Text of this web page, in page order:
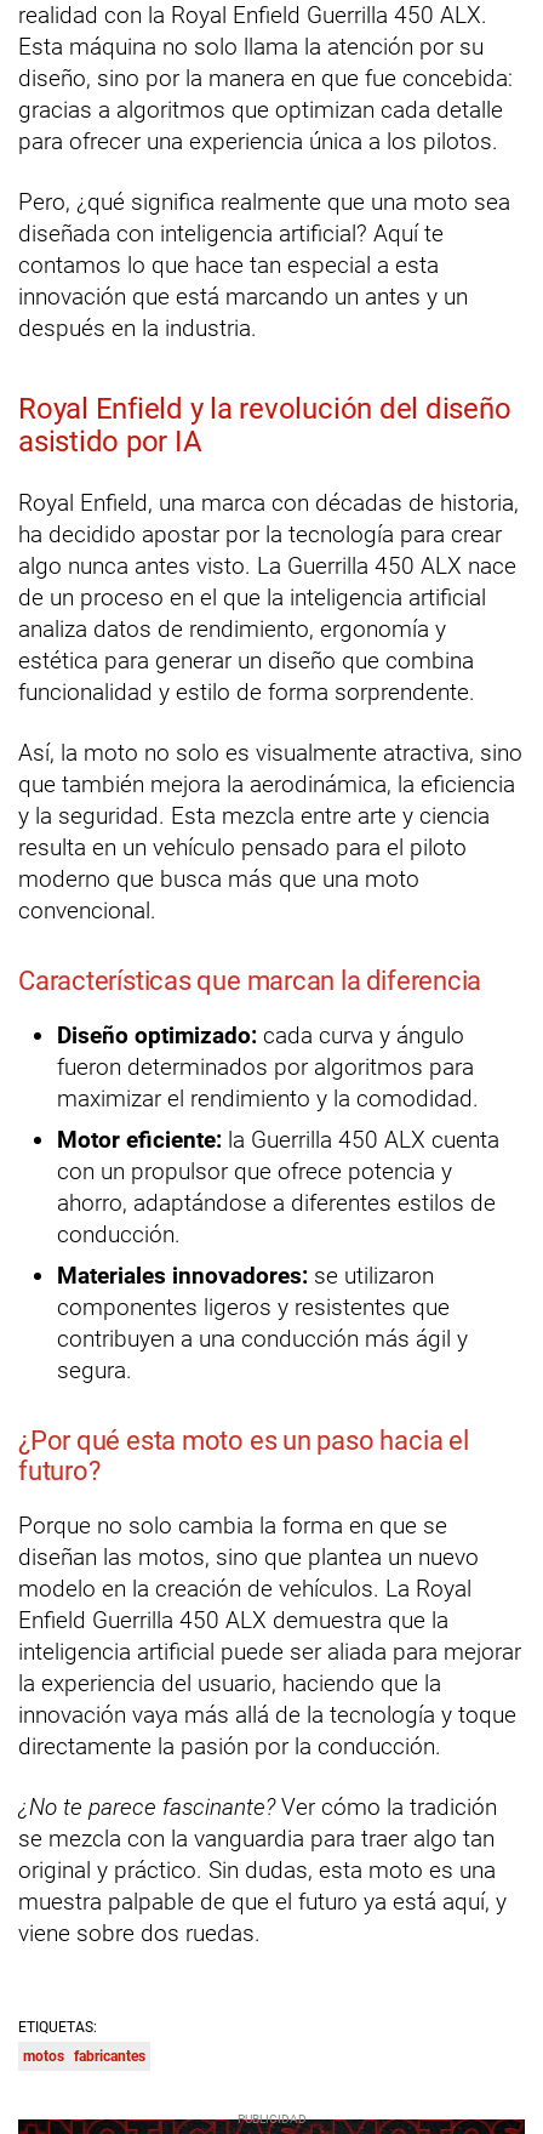
realidad con la Royal Enfield Guerrilla 450 ALX.
Esta máquina no solo llama la atención por su
diseño, sino por la manera en que fue concebida:
gracias a algoritmos que optimizan cada detalle
para ofrecer una experiencia única a los pilotos.
Pero, ¿qué significa realmente que una moto sea
diseñada con inteligencia artificial? Aquí te
contamos lo que hace tan especial a esta
innovación que está marcando un antes y un
después en la industria.
Royal Enfield y la revolución del diseño
asistido por IA
Royal Enfield, una marca con décadas de historia,
ha decidido apostar por la tecnología para crear
algo nunca antes visto. La Guerrilla 450 ALX nace
de un proceso en el que la inteligencia artificial
analiza datos de rendimiento, ergonomía y
estética para generar un diseño que combina
funcionalidad y estilo de forma sorprendente.
Así, la moto no solo es visualmente atractiva, sino
que también mejora la aerodinámica, la eficiencia
y la seguridad. Esta mezcla entre arte y ciencia
resulta en un vehículo pensado para el piloto
moderno que busca más que una moto
convencional.
Características que marcan la diferencia
Diseño optimizado: cada curva y ángulo
fueron determinados por algoritmos para
maximizar el rendimiento y la comodidad.
Motor eficiente: la Guerrilla 450 ALX cuenta
con un propulsor que ofrece potencia y
ahorro, adaptándose a diferentes estilos de
conducción.
Materiales innovadores: se utilizaron
componentes ligeros y resistentes que
contribuyen a una conducción más ágil y
segura.
¿Por qué esta moto es un paso hacia el
futuro?
Porque no solo cambia la forma en que se
diseñan las motos, sino que plantea un nuevo
modelo en la creación de vehículos. La Royal
Enfield Guerrilla 450 ALX demuestra que la
inteligencia artificial puede ser aliada para mejorar
la experiencia del usuario, haciendo que la
innovación vaya más allá de la tecnología y toque
directamente la pasión por la conducción.
¿No te parece fascinante?Ver cómo la tradición
se mezcla con la vanguardia para traer algo tan
original y práctico. Sin dudas, esta moto es una
muestra palpable de que el futuro ya está aquí, y
viene sobre dos ruedas.
ETIQUETAS:
motos fabricantes